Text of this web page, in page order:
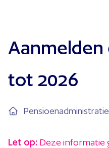
Aanmelden
tot 2026
Pensioenadministratie
Let op: Deze informatie